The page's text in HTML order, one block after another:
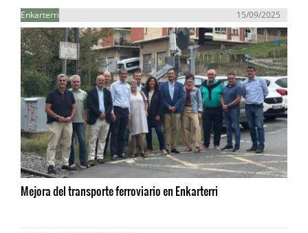
Enkarterri 15/09/2025
Mejora del transporte ferroviario en Enkarterri